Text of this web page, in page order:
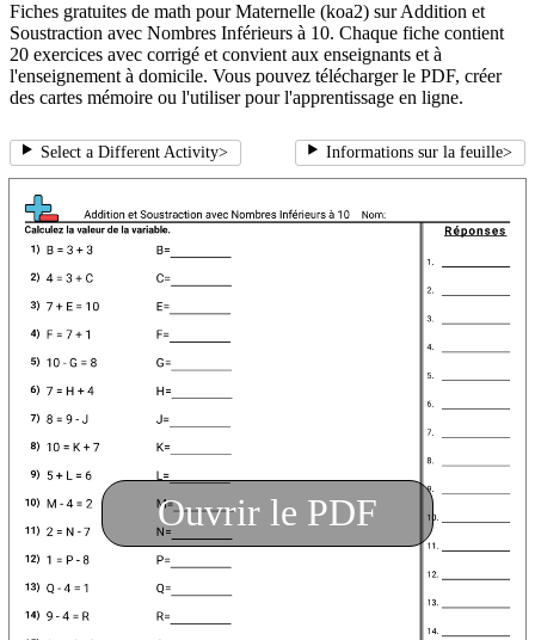
Fiches gratuites de math pour Maternelle (koa2) sur Addition et
Soustraction avec Nombres Inférieurs à 10. Chaque fiche contient
20 exercices avec corrigé et convient aux enseignants et à
l'enseignement à domicile. Vous pouvez télécharger le PDF, créer
des cartes mémoire ou l'utiliser pour l'apprentissage en ligne.
Select a Different Activity> Informations sur la feuille>
Ouvrir le PDF